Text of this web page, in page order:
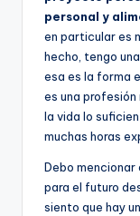
personal y
en particular es
hecho, tengo
esa es la forma
es una
la vida lo
muchas horas
Debo mencionar
para el futuro
siento que hay